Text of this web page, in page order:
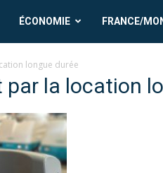
ÉCONOMIE FRANCE/
longue durée
la location